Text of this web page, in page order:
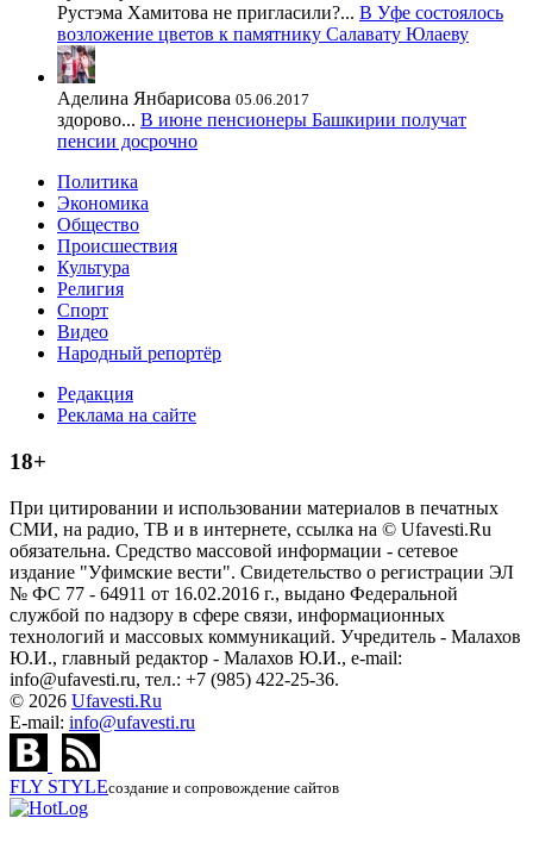
Рустэма Хамитова не пригласили?... В Уфе состоялось
возложение цветов к памятнику Салавату Юлаеву
Аделина Янбарисова 05.06.2017
здорово... В июне пенсионеры Башкирии получат
пенсии досрочно
Политика
Экономика
Общество
Происшествия
Культура
Религия
Спорт
Видео
Народный репортёр
Редакция
Реклама на сайте
18+
При цитировании и использовании материалов в печатных
СМИ, на радио, ТВ и в интернете, ссылка на © Ufavesti.Ru
обязательна. Средство массовой информации - сетевое
издание "Уфимские вести". Свидетельство о регистрации ЭЛ
№ ФС 77 - 64911 от 16.02.2016 г., выдано Федеральной
службой по надзору в сфере связи, информационных
технологий и массовых коммуникаций. Учредитель - Малахов
Ю.И., главный редактор - Малахов Ю.И., e-mail:
info@ufavesti.ru, тел.: +7 (985) 422-25-36.
© 2026 Ufavesti.Ru
E-mail: info@ufavesti.ru
FLY STYLEсоздание и сопровождение сайтов